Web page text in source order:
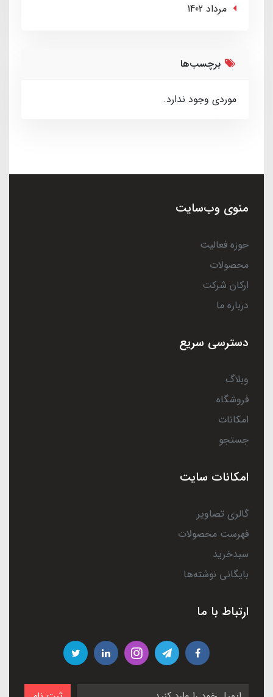
مرداد 1402
برچسب‌ها
موردی وجود ندارد.
منوی وب‌سایت
حوزه فعالیت
محصولات
ارکان شرکت
درباره ما
دسترسی سریع
وبلاگ
فروشگاه
امکانات
جستجو
امکانات سایت
گالری تصاویر
فهرست محصولات
سبدخرید
بایگانی نوشته‌ها
ارتباط با ما